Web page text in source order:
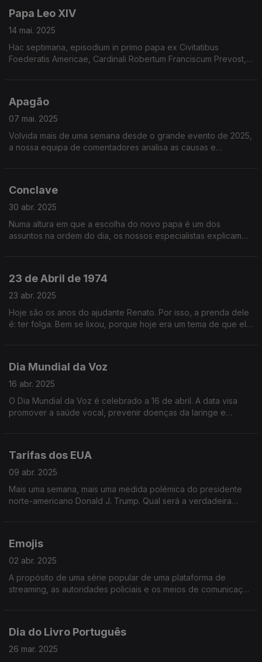
Papa Leo XIV
14 mai. 2025
Hac septimana, episodium in primo papa ex Civitatibus
Foederatis Americae, Cardinali Robertum Franciscum Prevost,
Apagão
07 mai. 2025
Volvida mais de uma semana desde o grande evento de 2025,
a nossa equipa de comentadores analisa as causas e
Conclave
30 abr. 2025
Numa altura em que a escolha do novo papa é um dos
assuntos na ordem do dia, os nossos especialistas explicam
23 de Abril de 1974
23 abr. 2025
Hoje são os anos do ajudante Renato. Por isso, a prenda dele
é: ter folga. Bem se lixou, porque hoje era um tema de que ele
Dia Mundial da Voz
16 abr. 2025
O Dia Mundial da Voz é celebrado a 16 de abril. A data visa
promover a saúde vocal, prevenir doenças da laringe e
Tarifas dos EUA
09 abr. 2025
Mais uma semana, mais uma medida polémica do presidente
norte-americano Donald J. Trump. Qual será a verdadeira
Emojis
02 abr. 2025
A propósito de uma série popular de uma plataforma de
streaming, as autoridades policiais e os meios de comunicação
Dia do Livro Português
26 mar. 2025